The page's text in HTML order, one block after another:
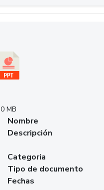
0 MB
Nombre
Descripción
Categoria
Tipo de documento
Fechas